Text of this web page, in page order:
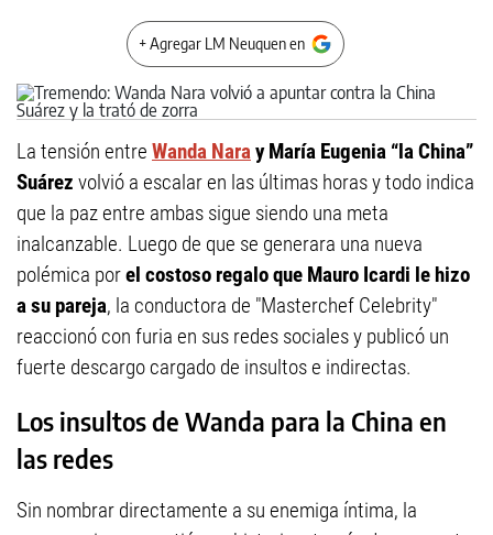
+ Agregar LM Neuquen en
La tensión entre Wanda Naray María Eugenia “la China”
Suárez volvió a escalar en las últimas horas y todo indica
que la paz entre ambas sigue siendo una meta
inalcanzable. Luego de que se generara una nueva
polémica porel costoso regalo que Mauro Icardi le hizo
a su pareja, la conductora de "Masterchef Celebrity"
reaccionó con furia en sus redes sociales y publicó un
fuerte descargo cargado de insultos e indirectas.
Los insultos de Wanda para la China en
las redes
Sin nombrar directamente a su enemiga íntima, la